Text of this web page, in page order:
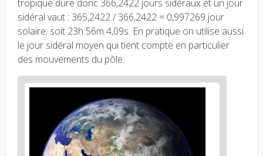
tropique dure donc 366,2422 jours sidéraux et un jour
sidéral vaut : 365,2422 / 366,2422 = 0,997269 jour
solaire; soit 23h 56m 4,09s. En pratique on utilise aussi
le jour sidéral moyen qui tient compte en particulier
des mouvements du pôle.